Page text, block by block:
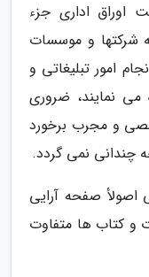
اوراق اداری جزء
شرکتها و موسسات
امور تبلیغاتی و
می نمایند، ضروری
و مجرب برخورد
چندانی نمی گردد.
صفحه آرایی
و کتاب ها متفاوت